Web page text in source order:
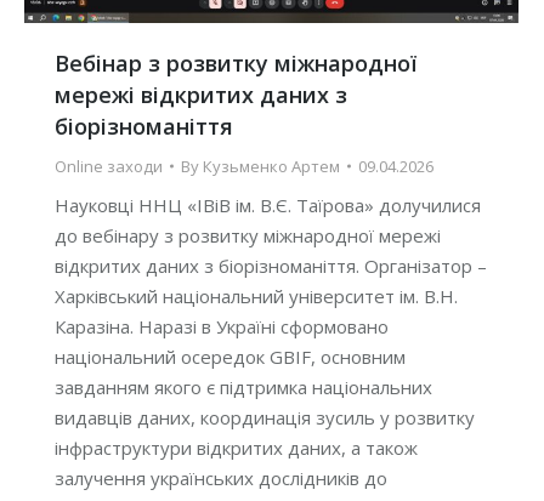
Вебінар з розвитку міжнародної
мережі відкритих даних з
біорізноманіття
Online заходи By Кузьменко Артем 09.04.2026
Науковці ННЦ «ІВіВ ім. В.Є. Таїрова» долучилися
до вебінару з розвитку міжнародної мережі
відкритих даних з біорізноманіття. Організатор –
Харківський національний університет ім. В.Н.
Каразіна. Наразі в Україні сформовано
національний осередок GBIF, основним
завданням якого є підтримка національних
видавців даних, координація зусиль у розвитку
інфраструктури відкритих даних, а також
залучення українських дослідників до